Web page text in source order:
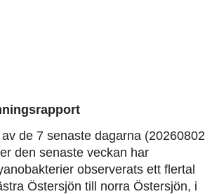
de 7 senaste dagarna (20260802
den senaste veckan har
observerats ett flertal
Östersjön till norra Östersjön, i